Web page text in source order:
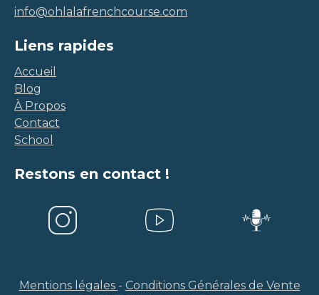
info@ohlalafrenchcourse.com
Liens rapides
Accueil
Blog
À Propos
Contact
School
Restons en contact !
Mentions légales - Conditions Générales de Vente